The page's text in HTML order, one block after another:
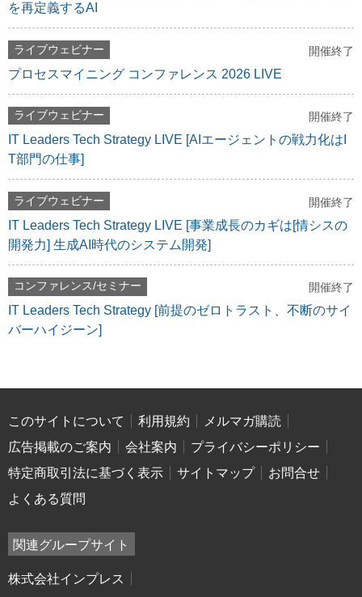
を再定義するAI
ライブウェビナー 開催終了
プロセスマイニング コンファレンス 2026 LIVE
ライブウェビナー 開催終了
IT Leaders Tech Strategy LIVE [AIエージェントの戦力化はI
T部門の仕事]
ライブウェビナー 開催終了
IT Leaders Tech Strategy LIVE [事業成長のカギは[情シスの
開発力] 生成AI時代のシステム開発]
コンファレンス/セミナー 開催終了
IT Leaders Tech Strategy [前提のゼロトラスト、不断のサイ
バーハイジーン]
このサイトについて 利用規約
メルマガ購読
広告掲載のご案内
会社案内
プライバシーポリシー
特定商取引法に基づく表示
サイトマップ
お問合せ
よくある質問
関連グループサイト
株式会社インプレス